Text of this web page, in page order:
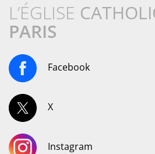
L’ÉGLISE
PARIS
Facebook
X
Instagram